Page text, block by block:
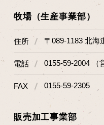
牧場（生産事業部）
住所 〒089-1183 北海
電話 0155-59-2004 （
FAX 0155-59-2305
販売加工事業部